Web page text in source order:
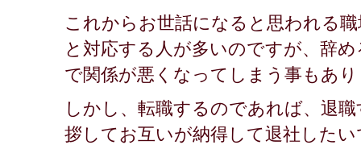
これからお世話になると思われる
と対応する人が多いのですが、辞
で関係が悪くなってしまう事もあ
しかし、転職するのであれば、退
拶してお互いが納得して退社した